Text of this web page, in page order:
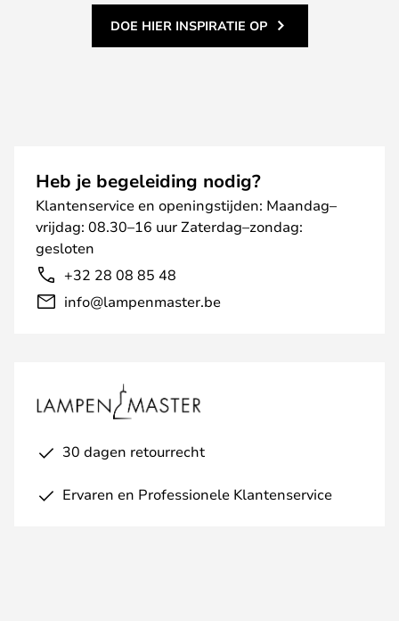
DOE HIER INSPIRATIE OP
Heb je begeleiding nodig?
Klantenservice en openingstijden: Maandag–
vrijdag: 08.30–16 uur Zaterdag–zondag:
gesloten
+32 28 08 85 48
info@lampenmaster.be
30 dagen retourrecht
Ervaren en Professionele Klantenservice